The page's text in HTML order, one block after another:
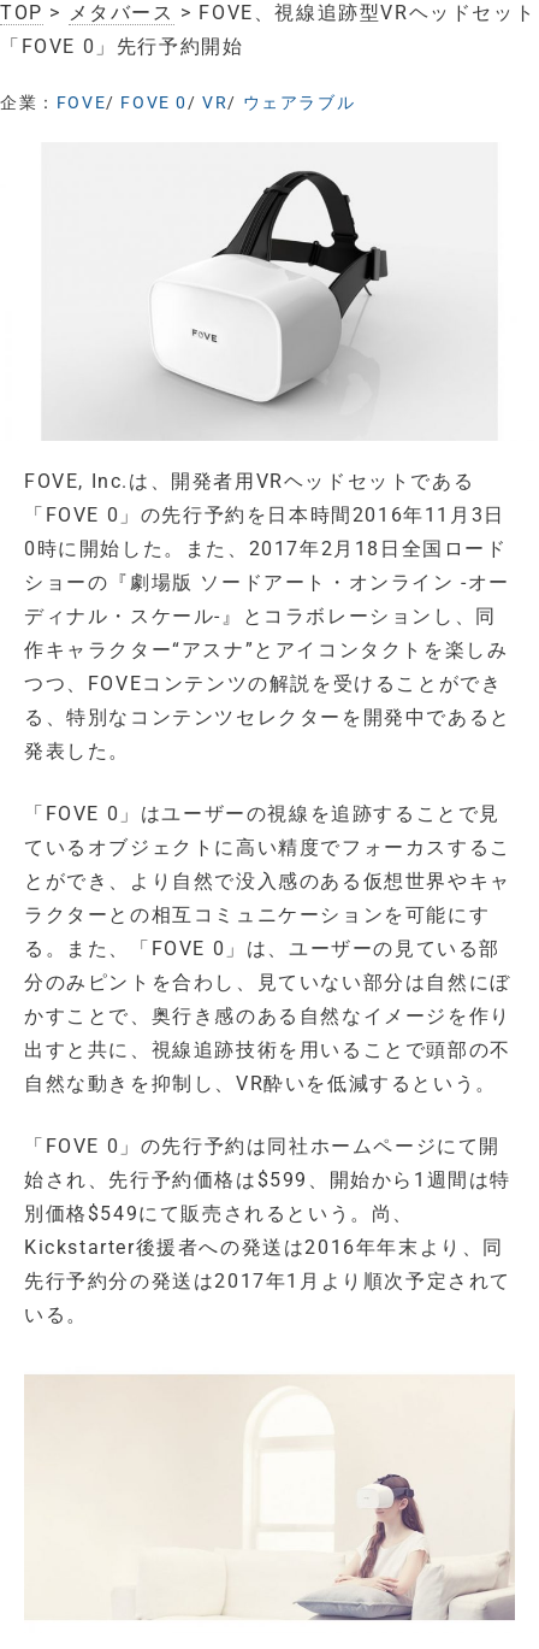
TOP > メタバース > FOVE、視線追跡型VRヘッドセット
「FOVE 0」先行予約開始
企業： FOVE/ FOVE 0/VR/ ウェアラブル
FOVE, Inc.は、開発者用VRヘッドセットである
「FOVE 0」の先行予約を日本時間2016年11月3日
0時に開始した。また、2017年2月18日全国ロード
ショーの『劇場版 ソードアート・オンライン -オー
ディナル・スケール-』とコラボレーションし、同
作キャラクター“アスナ”とアイコンタクトを楽しみ
つつ、FOVEコンテンツの解説を受けることができ
る、特別なコンテンツセレクターを開発中であると
発表した。
「FOVE 0」はユーザーの視線を追跡することで見
ているオブジェクトに高い精度でフォーカスするこ
とができ、より自然で没入感のある仮想世界やキャ
ラクターとの相互コミュニケーションを可能にす
る。また、「FOVE 0」は、ユーザーの見ている部
分のみピントを合わし、見ていない部分は自然にぼ
かすことで、奥行き感のある自然なイメージを作り
出すと共に、視線追跡技術を用いることで頭部の不
自然な動きを抑制し、VR酔いを低減するという。
「FOVE 0」の先行予約は同社ホームページにて開
始され、先行予約価格は$599、開始から1週間は特
別価格$549にて販売されるという。尚、
Kickstarter後援者への発送は2016年年末より、同
先行予約分の発送は2017年1月より順次予定されて
いる。